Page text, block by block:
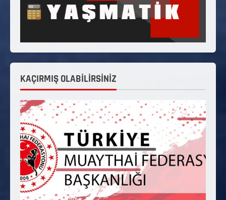
KAÇIRMIŞ OLABİLİRSİNİZ